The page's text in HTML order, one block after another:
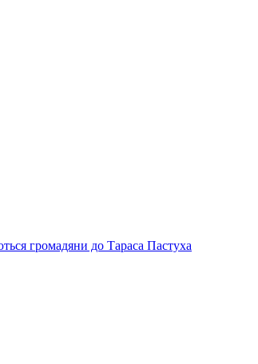
громадяни до Тараса Пастуха